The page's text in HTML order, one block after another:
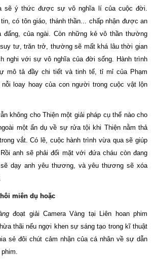
sẽ ý thức được sự vô nghĩa lí của cuộc đời.
có tôn giáo, thánh thần... chấp nhận được an
đấng, của ngài. Còn những kẻ vô thần thường
tư, trăn trở, thường sẽ mất khá lâu thời gian
nghi với sự vô nghĩa của đời sống. Hành trình
mô tả đầy chi tiết và tinh tế, tỉ mỉ của Phạm
loay hoay của con người trong cuộc vật lộn
không cho Thiện một giải pháp cụ thể nào cho
một ẩn dụ về sự rửa tội khi Thiện nằm thả
vắt. Có lẽ, cuộc hành trình vừa qua sẽ giúp
anh sẽ phải đối mặt với đứa cháu còn đang
dạy anh yêu thương, và yêu thương sẽ xóa
miên dụ hoặc
đoạt giải Camera Vàng tại Liên hoan phim
thãi nếu ngợi khen sự sáng tạo trong kĩ thuật
sẻ đôi chút cảm nhận của cá nhân về sự dẫn